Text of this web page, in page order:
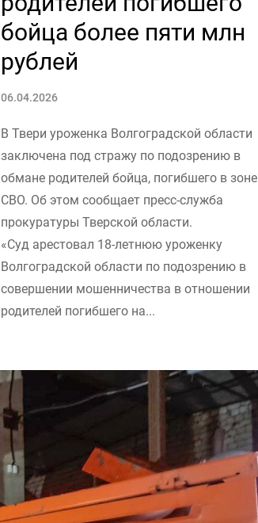
бойца более пяти млн
рублей
06.04.2026
В Твери уроженка Волгоградской области
заключена под стражу по подозрению в
обмане родителей бойца, погибшего в зоне
СВО. Об этом сообщает пресс-служба
прокуратуры Тверской области.
«Суд арестовал 18-летнюю уроженку
Волгоградской области по подозрению в
совершении мошенничества в отношении
родителей погибшего на...